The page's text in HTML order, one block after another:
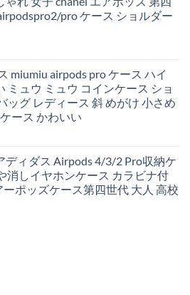
pro ケース ショルダー
miumiu airpods pro ケース ハイ
ミュウ ミュウ コインケース ショ
ッグ レディース 斜 めがけ 小さめ
ース かわいい
ディダス Airpods 4/3/2 Pro収納ケ
消しイヤホンケース カラビナ付
ーポッズケース第四世代 大人 高校